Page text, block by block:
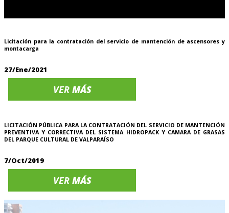
Licitación para la contratación del servicio de mantención de ascensores y
montacarga
27/Ene/2021
VER MÁS
LICITACIÓN PÚBLICA PARA LA CONTRATACIÓN DEL SERVICIO DE MANTENCIÓN
PREVENTIVA Y CORRECTIVA DEL SISTEMA HIDROPACK Y CAMARA DE GRASAS
DEL PARQUE CULTURAL DE VALPARAÍSO
7/Oct/2019
VER MÁS